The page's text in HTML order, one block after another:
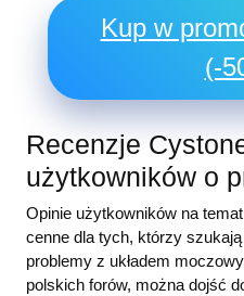
Kup w
(-
Recenzje
użytkowników o
Opinie użytkowników na
cenne dla tych, którzy
problemy z układem
polskich forów, można dojść